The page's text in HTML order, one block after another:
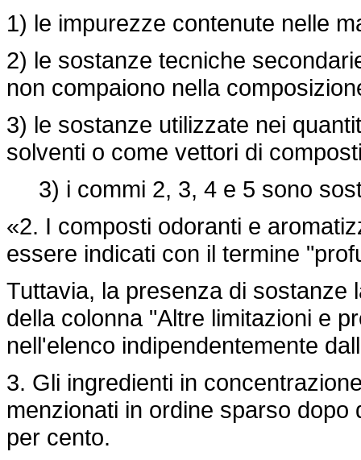
1) le impurezze contenute nelle
2) le sostanze tecniche
non compaiono nella
3) le sostanze utilizzate nei
solventi o come vettori di
3) i commi 2, 3, 4 e 5 sono
«2. I composti odoranti e
essere indicati con il termine
Tuttavia, la presenza di sostanze
della colonna "Altre limitazioni e
nell'elenco indipendentemente
3. Gli ingredienti in
menzionati in ordine sparso
per cento.